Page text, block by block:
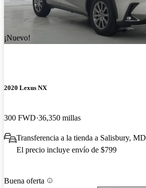
¡Nuevo!
2020 Lexus NX
300 FWD 36,350 millas
Transferencia a la tienda a Salisbury, MD
El precio incluye envío de $799
Buena oferta